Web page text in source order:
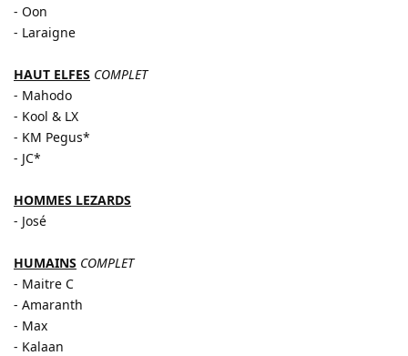
- Oon
- Laraigne
HAUT ELFES COMPLET
- Mahodo
- Kool & LX
- KM Pegus*
- JC*
HOMMES LEZARDS
- José
HUMAINS COMPLET
- Maitre C
- Amaranth
- Max
- Kalaan